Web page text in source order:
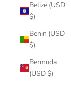
Belize (USD
$)
Benin (USD
$)
Bermuda
(USD $)